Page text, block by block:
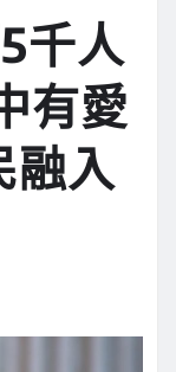
千人
有愛
融入